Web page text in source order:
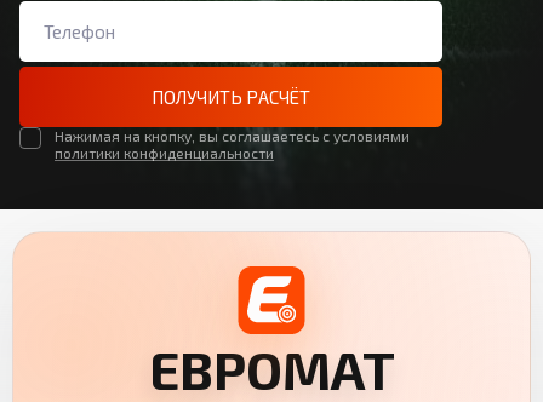
ПОЛУЧИТЬ РАСЧЁТ
Нажимая на кнопку, вы соглашаетесь с условиями
политики конфиденциальности
ЕВРОМАТ